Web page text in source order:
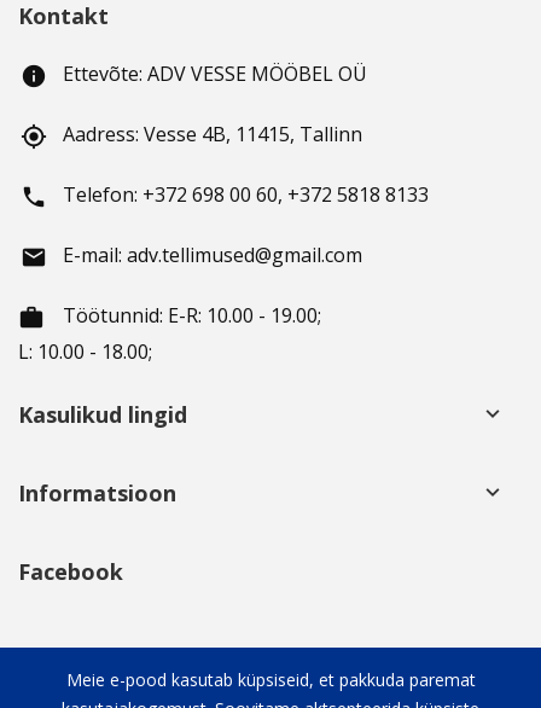
Kontakt
info Ettevõte: ADV VESSE MÖÖBEL OÜ
gps_fixed Aadress: Vesse 4B, 11415, Tallinn
phone Telefon: +372 698 00 60, +372 5818 8133
email E-mail: adv.tellimused@gmail.com
working_hours
Töötunnid: E-R: 10.00 - 19.00;
L: 10.00 - 18.00;
Meie e-pood kasutab küpsiseid, et pakkuda paremat
Kasulikud lingid keyboard_arrow_down
Informatsioon keyboard_arrow_down
Facebook
Sotsiaalsed võrgustikud